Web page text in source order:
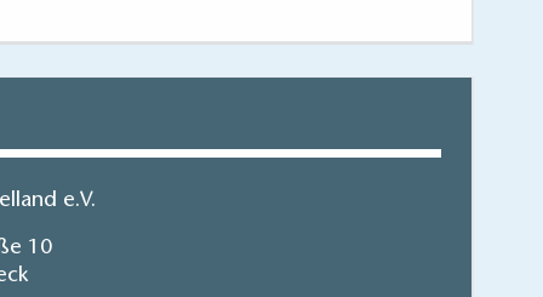
e.V.
10